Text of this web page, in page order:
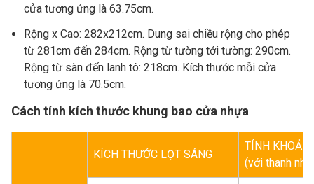
cửa tương ứng là 63.75cm.
Rộng x Cao: 282x212cm. Dung sai chiều rộng cho phép
từ 281cm đến 284cm. Rộng từ tường tới tường: 290cm.
Rộng từ sàn đến lanh tô: 218cm. Kích thước mỗi cửa
tương ứng là 70.5cm.
Cách tính kích thước khung bao cửa nhựa
KÍCH THƯỚC LỌT SÁNG
TÍNH
(với thanh